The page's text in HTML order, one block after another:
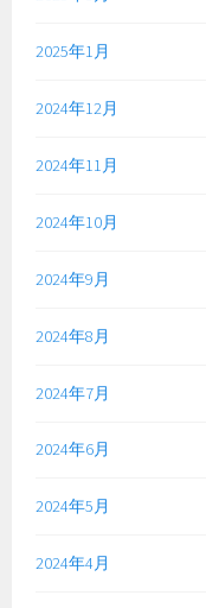
2025年1月
2024年12月
2024年11月
2024年10月
2024年9月
2024年8月
2024年7月
2024年6月
2024年5月
2024年4月